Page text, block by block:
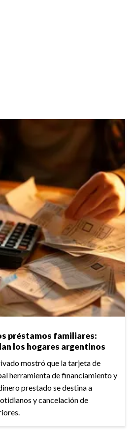
préstamos familiares:
los hogares argentinos
mostró que la tarjeta de
herramienta de financiamiento y
prestado se destina a
y cancelación de